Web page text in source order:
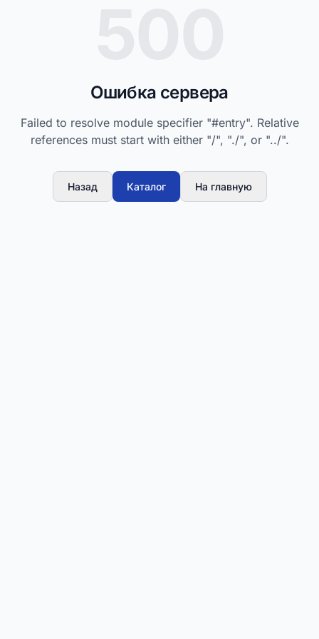
Ошибка сервера
Failed to resolve module specifier "#entry". Relative
references must start with either "/", "./", or "../".
Назад Каталог На главную